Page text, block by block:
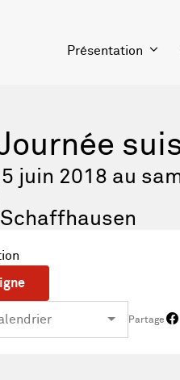
Présentation
juin 2018 au
Partage